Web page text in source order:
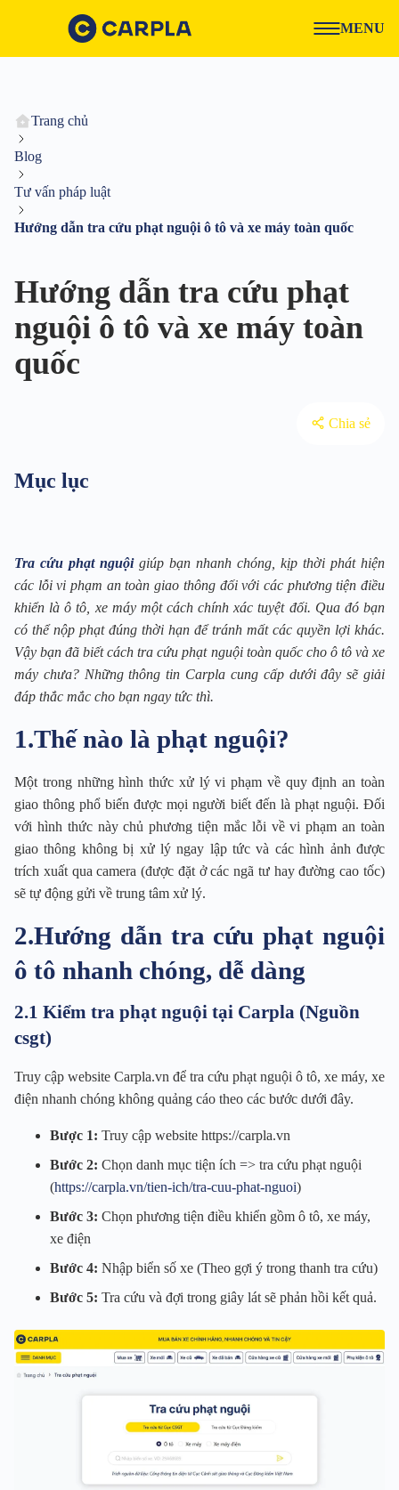
MENU
Trang chủ
Blog
Tư vấn pháp luật
Hướng dẫn tra cứu phạt nguội ô tô và xe máy toàn quốc
Hướng dẫn tra cứu phạt
nguội ô tô và xe máy toàn
quốc
Chia sẻ
Tra cứu phạt nguộigiúp bạn nhanh chóng, kịp thời phát hiện
các lỗi vi phạm an toàn giao thông đối với các phương tiện điều
khiển là ô tô, xe máy một cách chính xác tuyệt đối. Qua đó bạn
có thể nộp phạt đúng thời hạn để tránh mất các quyền lợi khác.
Vậy bạn đã biết cách tra cứu phạt nguội toàn quốc cho ô tô và xe
máy chưa? Những thông tin Carpla cung cấp dưới đây sẽ giải
đáp thắc mắc cho bạn ngay tức thì.
1.Thế nào là phạt nguội?
Một trong những hình thức xử lý vi phạm về quy định an toàn
giao thông phổ biến được mọi người biết đến là phạt nguội. Đối
với hình thức này chủ phương tiện mắc lỗi về vi phạm an toàn
giao thông không bị xử lý ngay lập tức và các hình ảnh được
trích xuất qua camera (được đặt ở các ngã tư hay đường cao tốc)
sẽ tự động gửi về trung tâm xử lý.
2.Hướng dẫn tra cứu phạt nguội
ô tô nhanh chóng, dễ dàng
2.1 Kiểm tra phạt nguội tại Carpla (Nguồn
csgt)
Truy cập website Carpla.vn để tra cứu phạt nguội ô tô, xe máy, xe
điện nhanh chóng không quảng cáo theo các bước dưới đây.
Bược 1: Truy cập website https://carpla.vn
Bước 2: Chọn danh mục tiện ích => tra cứu phạt nguội
(https://carpla.vn/tien-ich/tra-cuu-phat-nguoi)
Bước 3: Chọn phương tiện điều khiển gồm ô tô, xe máy,
xe điện
Bước 4: Nhập biển số xe (Theo gợi ý trong thanh tra cứu)
Bước 5: Tra cứu và đợi trong giây lát sẽ phản hồi kết quả.
Mục lục